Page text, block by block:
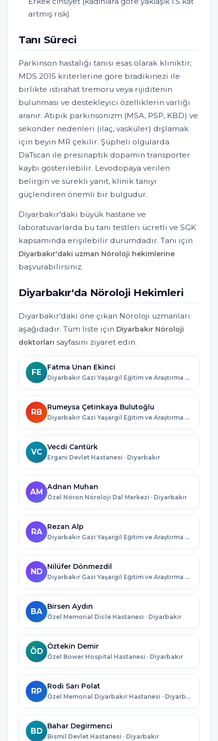
artmış risk)
Tanı Süreci
Parkinson hastalığı tanısı esas olarak kliniktir;
MDS 2015 kriterlerine göre bradikinezi ile
birlikte istirahat tremoru veya rijiditenin
bulunması ve destekleyici özelliklerin varlığı
aranır. Atipik parkinsonizm (MSA, PSP, KBD) ve
sekonder nedenleri (ilaç, vasküler) dışlamak
için beyin MR çekilir. Şüpheli olgularda
DaTscan ile presinaptik dopamin transporter
kaybı gösterilebilir. Levodopaya verilen
belirgin ve sürekli yanıt, klinik tanıyı
güçlendiren önemli bir bulgudur.
Diyarbakır'daki büyük hastane ve
laboratuvarlarda bu tanı testleri ücretli ve SGK
kapsamında erişilebilir durumdadır. Tanı için
Diyarbakır'daki uzman Nöroloji hekimlerine
başvurabilirsiniz.
Diyarbakır'da Nöroloji Hekimleri
Diyarbakır'daki öne çıkan Nöroloji uzmanları
aşağıdadır. Tüm liste için Diyarbakır Nöroloji
doktorları sayfasını ziyaret edin.
FE
Fatma Unan Ekinci
Diyarbakır Gazi Yaşargil Eğitim ve Araştırma Hastanesi · Diyarbakır
RB
Rumeysa Çetinkaya Bulutoğlu
Diyarbakır Gazi Yaşargil Eğitim ve Araştırma Hastanesi · Diyarbakır
VC
Vecdi Cantürk
Ergani Devlet Hastanesi · Diyarbakır
AM
Adnan Muhan
Özel Nöron Nöroloji Dal Merkezi · Diyarbakır
RA
Rezan Alp
Diyarbakır Gazi Yaşargil Eğitim ve Araştırma Hastanesi · Diyarbakır
ND
Nilüfer Dönmezdil
Diyarbakır Gazi Yaşargil Eğitim ve Araştırma Hastanesi · Diyarbakır
BA
Birsen Aydın
Özel Memorial Dicle Hastanesi · Diyarbakır
ÖD
Öztekin Demir
Özel Bower Hospital Hastanesi · Diyarbakır
RP
Rodi Sarı Polat
Özel Memorial Diyarbakır Hastanesi · Diyarbakır
BD
Bahar Degirmenci
Bismil Devlet Hastanesi · Diyarbakır